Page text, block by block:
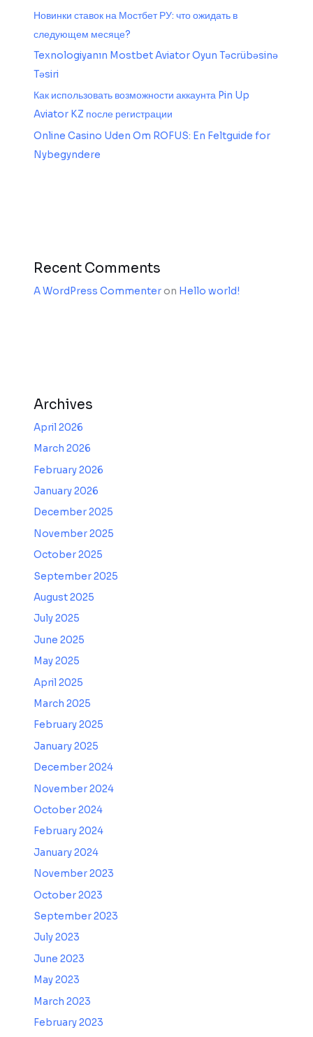
Новинки ставок на Мостбет РУ: что ожидать в
следующем месяце?
Texnologiyanın Mostbet Aviator Oyun Təcrübəsinə
Təsiri
Как использовать возможности аккаунта Pin Up
Aviator KZ после регистрации
Online Casino Uden Om ROFUS: En Feltguide for
Nybegyndere
Recent Comments
A WordPress Commenteron Hello world!
Archives
April 2026
March 2026
February 2026
January 2026
December 2025
November 2025
October 2025
September 2025
August 2025
July 2025
June 2025
May 2025
April 2025
March 2025
February 2025
January 2025
December 2024
November 2024
October 2024
February 2024
January 2024
November 2023
October 2023
September 2023
July 2023
June 2023
May 2023
March 2023
February 2023